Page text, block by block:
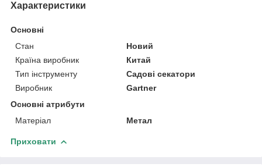
Характеристики
Основні
Стан
Новий
Країна виробник
Китай
Тип інструменту
Садові секатори
Виробник
Gartner
Основні атрибути
Матеріал
Метал
Приховати